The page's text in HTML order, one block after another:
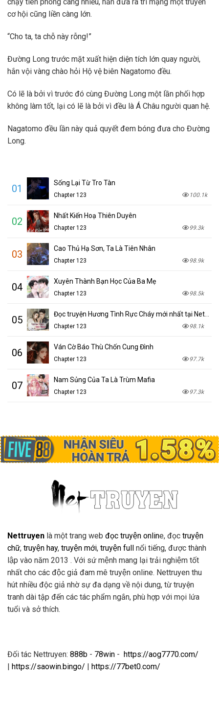
chạy tiên phong càng nhiều, hắn đưa ra trí mạng một truyền
cơ hội cũng liền càng lớn.
“Cho ta, ta chỗ này rỗng!”
Đường Long trước mặt xuất hiện diện tích lớn quay người,
hắn vội vàng chào hỏi Hộ vệ biên Nagatomo đều.
Có lẽ là bởi vì trước đó cùng Đường Long một lần phối hợp
không làm tốt, lại có lẽ là bởi vì đều là Á Châu người quan hệ.
Nagatomo đều lần này quả quyết đem bóng đưa cho Đường
Long.
01 Sống Lại Từ Tro Tàn
Chapter 123 100.1k
02 Nhất Kiến Hoạ Thiên Duyên
Chapter 123 99.3k
03 Cao Thủ Hạ Sơn, Ta Là Tiên Nhân
Chapter 123 98.9k
04 Xuyên Thành Bạn Học Của Ba Mẹ
Chapter 123 98.5k
05 Đọc truyện Hương Tình Rực Cháy mới nhất tại NetTruyen
Chapter 123 98.1k
06 Ván Cờ Báo Thù Chốn Cung Đình
Chapter 123 97.7k
07 Nam Sủng Của Ta Là Trùm Mafia
Chapter 123 97.3k
Nettruyen là một trang web đọc truyện online, đọc truyện
chữ, truyện hay, truyện mới, truyện full nổi tiếng, được thành
lập vào năm 2013 . Với sứ mệnh mang lại trải nghiệm tốt
nhất cho các độc giả đam mê truyện online. Nettruyen thu
hút nhiều độc giả nhờ sự đa dạng về nội dung, từ truyện
tranh dài tập đến các tác phẩm ngắn, phù hợp với mọi lứa
tuổi và sở thích.
Đối tác Nettruyen: 888b - 78win - https://aog7770.com/
| https://saowin.bingo/ | https://77bet0.com/